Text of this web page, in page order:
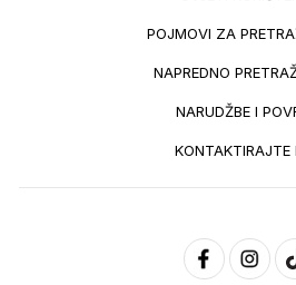
POJMOVI ZA
NAPREDNO
NARUDŽBE I
KONTAKTIRAJTE